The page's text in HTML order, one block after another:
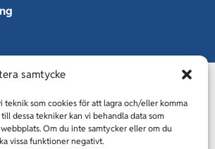
samtycke
teknik som cookies för att lagra och/eller komma
dessa tekniker kan vi behandla data som
Om du inte samtycker eller om du
vissa funktioner negativt.